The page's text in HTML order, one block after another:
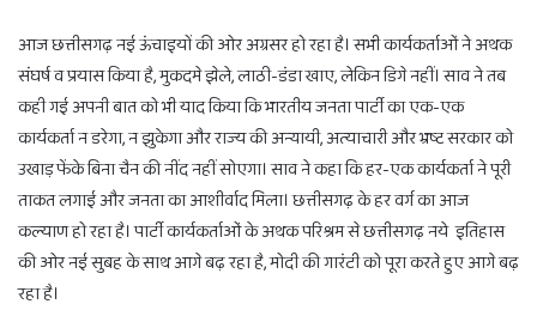
आज छत्तीसगढ़ नई ऊंचाइयों की ओर अग्रसर हो रहा है। सभी कार्यकर्ताओं ने अथक
संघर्ष व प्रयास किया है, मुकदमे झेले, लाठी-डंडा खाए, लेकिन डिगे नहीं। साव ने तब
कही गई अपनी बात को भी याद किया कि भारतीय जनता पार्टी का एक-एक
कार्यकर्ता न डरेगा, न झुकेगा और राज्य की अन्यायी, अत्याचारी और भ्रष्ट सरकार को
उखाड़ फेंके बिना चैन की नींद नहीं सोएगा। साव ने कहा कि हर-एक कार्यकर्ता ने पूरी
ताकत लगाई और जनता का आशीर्वाद मिला। छत्तीसगढ़ के हर वर्ग का आज
कल्याण हो रहा है। पार्टी कार्यकर्ताओं के अथक परिश्रम से छत्तीसगढ़ नये इतिहास
की ओर नई सुबह के साथ आगे बढ़ रहा है, मोदी की गारंटी को पूरा करते हुए आगे बढ़
रहा है।